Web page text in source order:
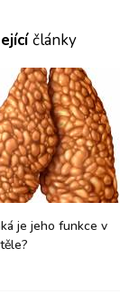
články
je jeho funkce v